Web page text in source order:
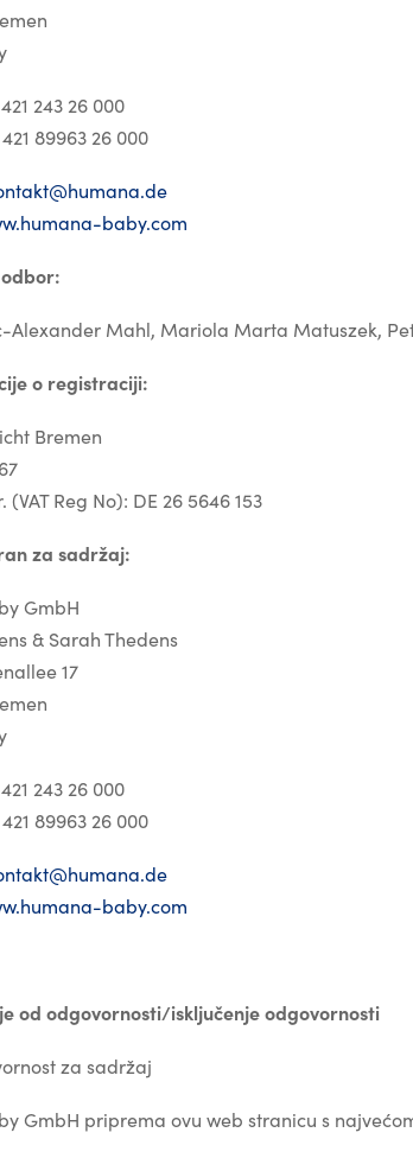
243 26 000
89963 26 000
baby.com
Alexander Mahl, Mariola Marta Matuszek,
o registraciji:
Bremen
(VAT Reg No): DE 26 5646 153
za sadržaj:
GmbH
& Sarah Thedens
17
243 26 000
89963 26 000
baby.com
od odgovornosti/isključenje odgovornosti
za sadržaj
GmbH priprema ovu web stranicu s